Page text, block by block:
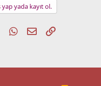
yada kayıt ol.
TumblrWhatsApp
E-postaLink